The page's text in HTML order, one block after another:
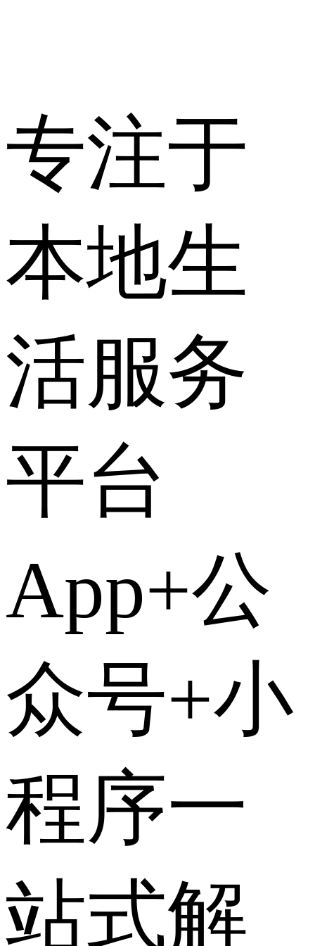
专注于
本地生
活服务
平台
App+公
众号+小
程序一
站式解